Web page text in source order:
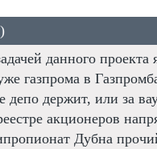
данного проекта
газпрома в
депо держит, или за
акционеров
Дубна